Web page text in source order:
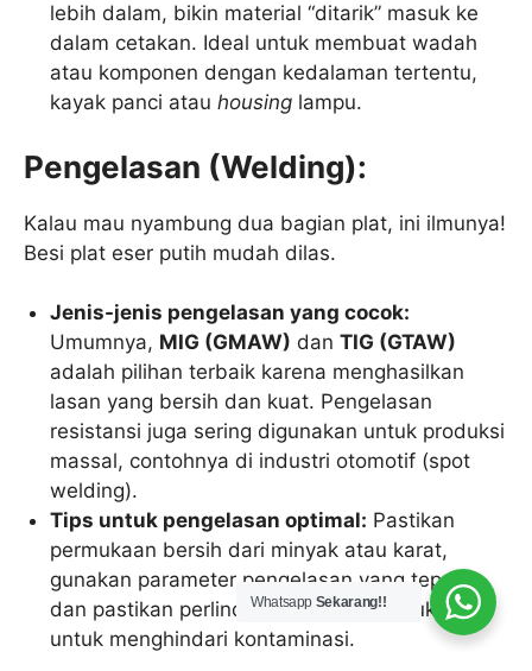
lebih dalam, bikin material “ditarik” masuk ke
dalam cetakan. Ideal untuk membuat wadah
atau komponen dengan kedalaman tertentu,
kayak panci atauhousing lampu.
Pengelasan (Welding):
Kalau mau nyambung dua bagian plat, ini ilmunya!
Besi plat eser putih mudah dilas.
Jenis-jenis pengelasan yang cocok:
Umumnya, MIG (GMAW) danTIG (GTAW)
adalah pilihan terbaik karena menghasilkan
lasan yang bersih dan kuat. Pengelasan
resistansi juga sering digunakan untuk produksi
massal, contohnya di industri otomotif (spot
welding).
Tips untuk pengelasan optimal: Pastikan
permukaan bersih dari minyak atau karat,
gunakan parameter pengelasan yang tepat,
dan pastikan perlindungan gas yang cukup
untuk menghindari kontaminasi.
Whatsapp Sekarang!!